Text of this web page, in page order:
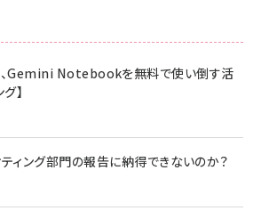
、Gemini Notebookを無料で使い倒す活
】
ィング部門の報告に納得できないのか？